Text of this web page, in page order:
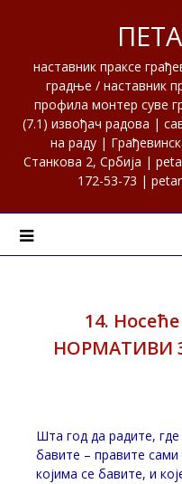
наставник праксе
градње / наставник
профила монтер суве
(7.1) извођач радова |
на раду |
Станкова 2, Србија |
172-53-73 |
14.
НОРМАТИВИ
Шта год да радите,
бавите – правите
којима се бавите, и